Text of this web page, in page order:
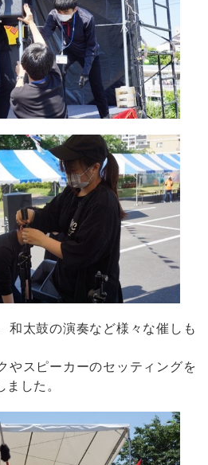
和太鼓の演奏など様々な催しも
やスピーカーのセッティングを
した。